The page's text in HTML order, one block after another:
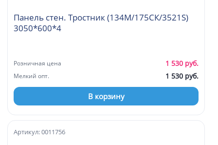
Панель стен. Тростник (134М/175СК/3521S)
3050*600*4
Розничная цена 1 530 руб.
Мелкий опт. 1 530 руб.
В корзину
Артикул: 0011756